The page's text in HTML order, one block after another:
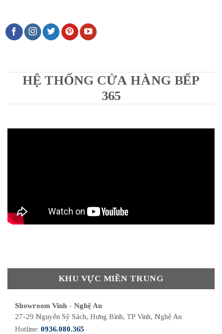
HỆ THỐNG CỬA HÀNG BẾP
365
KHU VỰC MIỀN TRUNG
Showroom Vinh - Nghệ An
27-29 Nguyễn Sỹ Sách, Hưng Bình, TP Vinh, Nghệ An
Hotline: 0936.080.365